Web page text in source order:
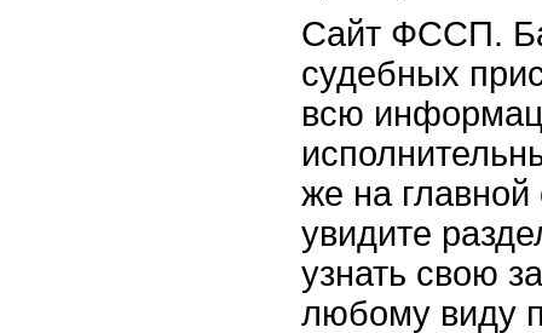
Сайт ФССП.
судебных
всю
же на
увидите
узнать свою
любому виду